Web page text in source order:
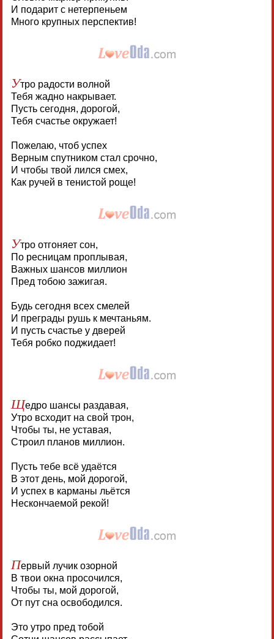
И подарит с нетерпеньем
Много крупных перспектив!
Утро радости волной
Тебя жадно накрывает.
Пусть сегодня, дорогой,
Тебя счастье окружает!
Пожелаю, чтоб успех
Верным спутником стал срочно,
И чтобы твой лился смех,
Как ручей в тенистой роще!
Утро отгоняет сон,
По ресницам проплывая,
Важных шансов миллион
Пред тобою зажигая.
Будь сегодня всех смелей
И преграды рушь к мечтаньям.
И пусть счастье у дверей
Тебя робко поджидает!
Щедро шансы раздавая,
Утро всходит на свой трон,
Чтобы ты, не уставая,
Строил планов миллион.
Пусть тебе всё удаётся
В этот день, мой дорогой,
И успех в карманы льётся
Нескончаемой рекой!
Первый лучик озорной
В твои окна просочился,
Чтобы ты, мой дорогой,
От пут сна освободился.
Это утро пред тобой